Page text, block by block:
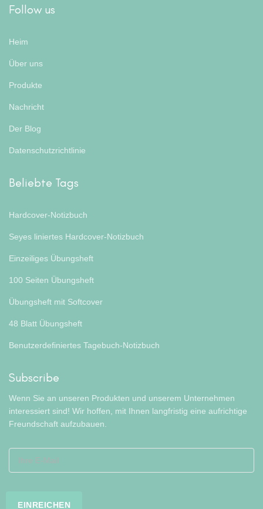
Follow us
Heim
Über uns
Produkte
Nachricht
Der Blog
Datenschutzrichtlinie
Beliebte Tags
Hardcover-Notizbuch
Seyes liniertes Hardcover-Notizbuch
Einzeiliges Übungsheft
100 Seiten Übungsheft
Übungsheft mit Softcover
48 Blatt Übungsheft
Benutzerdefiniertes Tagebuch-Notizbuch
Subscribe
Wenn Sie an unseren Produkten und unserem Unternehmen
interessiert sind! Wir hoffen, mit Ihnen langfristig eine aufrichtige
Freundschaft aufzubauen.